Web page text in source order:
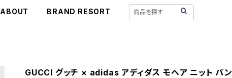
ABOUT BRAND RESORT
GUCCI グッチ × adidas アディダス モヘア ニット パン